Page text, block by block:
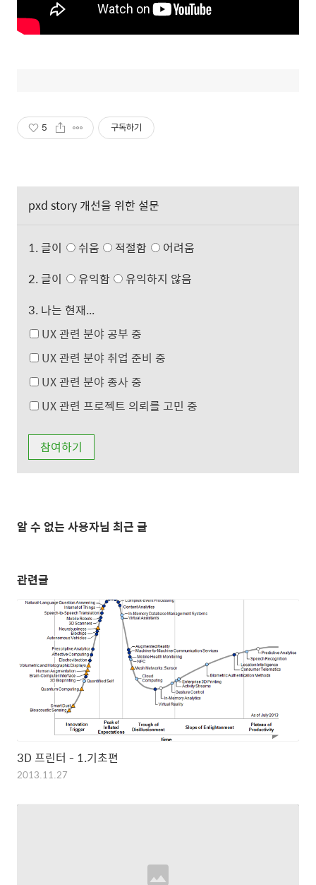
5 구독하기
pxd story 개선을 위한 설문
1. 글이 쉬움 적절함
어려움
2. 글이
유익함
유익하지 않음
3. 나는 현재...
UX 관련 분야 공부 중
UX 관련 분야 취업 준비 중
UX 관련 분야 종사 중
UX 관련 프로젝트 의뢰를 고민 중
알 수 없는 사용자님 최근 글
관련글
3D 프린터 - 1.기초편
2013.11.27